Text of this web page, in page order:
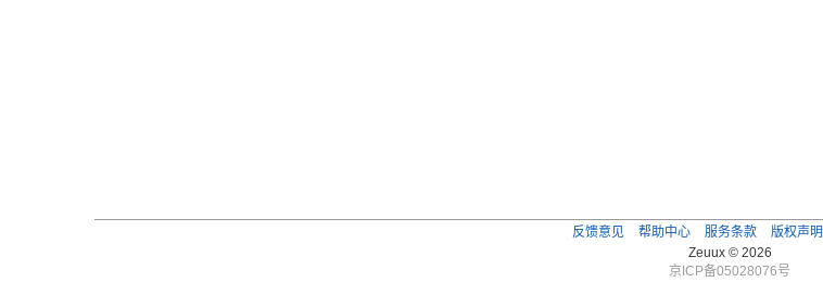
反馈意见 帮助中心 服务条款 版权声明
Zeuux © 2026
京ICP备05028076号